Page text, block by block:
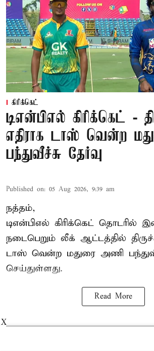
கிரிக்கெட்
டிஎன்பிஎல் கிரிக்கெட் -
எதிராக டாஸ் வென்ற
பந்துவீச்சு தேர்வு
Published on: 05 Aug 2026, 9:39 am
நத்தம்,
டிஎன்பிஎல் கிரிக்கெட் தொடரில்
நடைபெறும் லீக் ஆட்டத்தில்
டாஸ் வென்ற மதுரை அணி
செய்துள்ளது.
Read More
X